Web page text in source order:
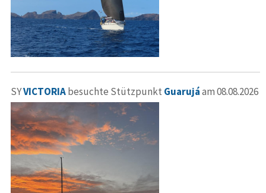
SYVICTORIAbesuchte Stützpunkt Guarujáam 08.08.2026